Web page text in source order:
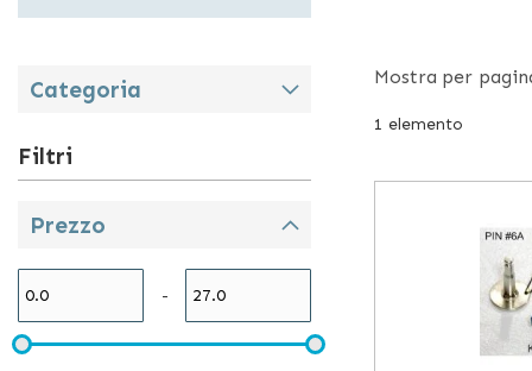
ausilio per
le
familiare.
L’acquisto di
persone
disabili
1 elemento
Mostra per
Categoria
Filtri
Prezzo
-